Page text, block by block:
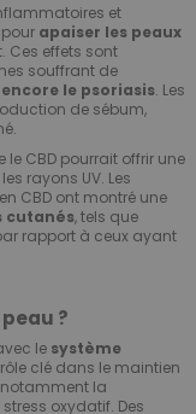
et
apaiser les peaux
Ces effets sont
souffrant de
le psoriasis. Les
de sébum,
CBD pourrait offrir une
rayons UV. Les
CBD ont montré une
cutanés, tels que
rapport à ceux ayant
?
le système
clé dans le maintien
la
oxydatif. Des